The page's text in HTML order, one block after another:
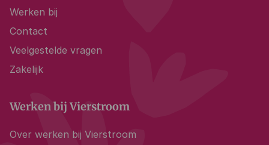
Werken bij
Contact
Veelgestelde vragen
Zakelijk
Werken bij Vierstroom
Over werken bij Vierstroom